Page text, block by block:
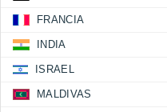
FRANCIA
INDIA
ISRAEL
MALDIVAS